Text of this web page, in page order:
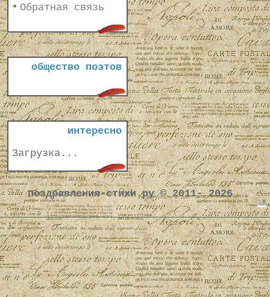
Обратная связь
общество поэтов
интересно
Загрузка...
поздравления-стихи.ру © 2011- 2026